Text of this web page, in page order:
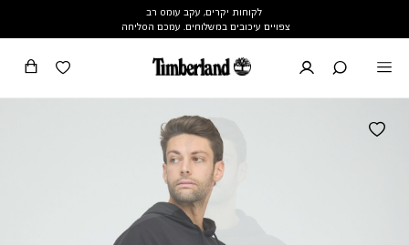
לקוחות יקרים, עקב עומס רב
צפויים עיכובים במשלוחים. עמכם הסליחה